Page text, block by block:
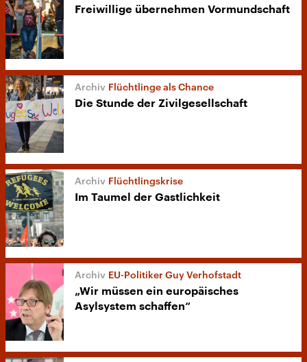
Freiwillige übernehmen Vormundschaft
Flüchtlinge als Chance
Die Stunde der Zivilgesellschaft
Flüchtlingskrise
Im Taumel der Gastlichkeit
EU-Politiker Guy Verhofstadt
„Wir müssen ein europäisches
Asylsystem schaffen“